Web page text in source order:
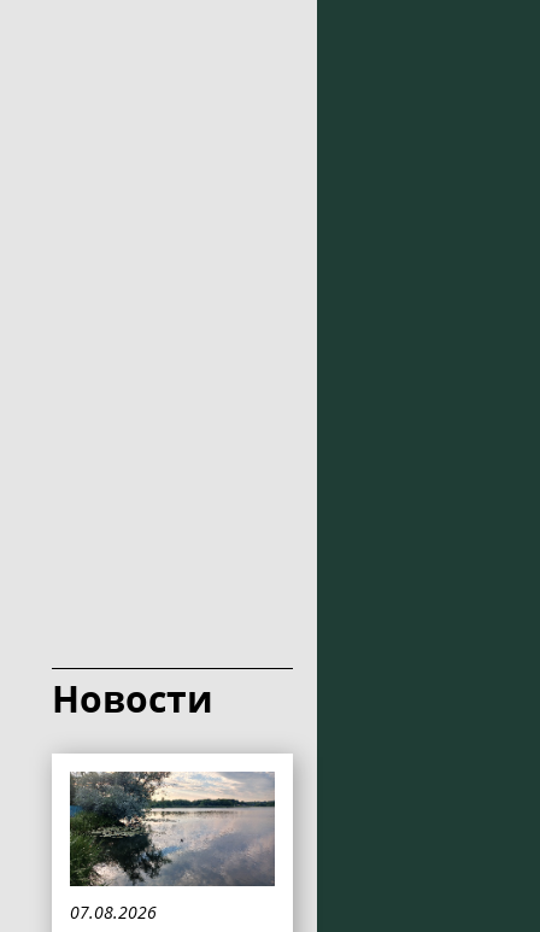
Новости
07.08.2026